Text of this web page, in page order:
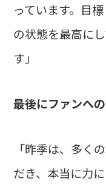
っています。目
の状態を最高に
す」
――最後にファンへ
「昨季は、多く
だき、本当に力